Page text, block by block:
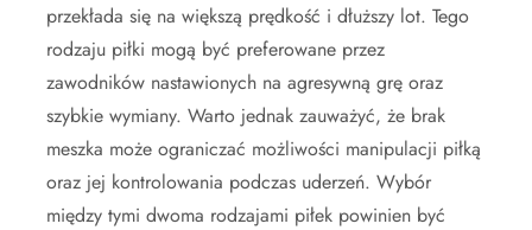
przekłada się na większą prędkość i dłuższy lot. Tego
rodzaju piłki mogą być preferowane przez
zawodników nastawionych na agresywną grę oraz
szybkie wymiany. Warto jednak zauważyć, że brak
meszka może ograniczać możliwości manipulacji piłką
oraz jej kontrolowania podczas uderzeń. Wybór
między tymi dwoma rodzajami piłek powinien być